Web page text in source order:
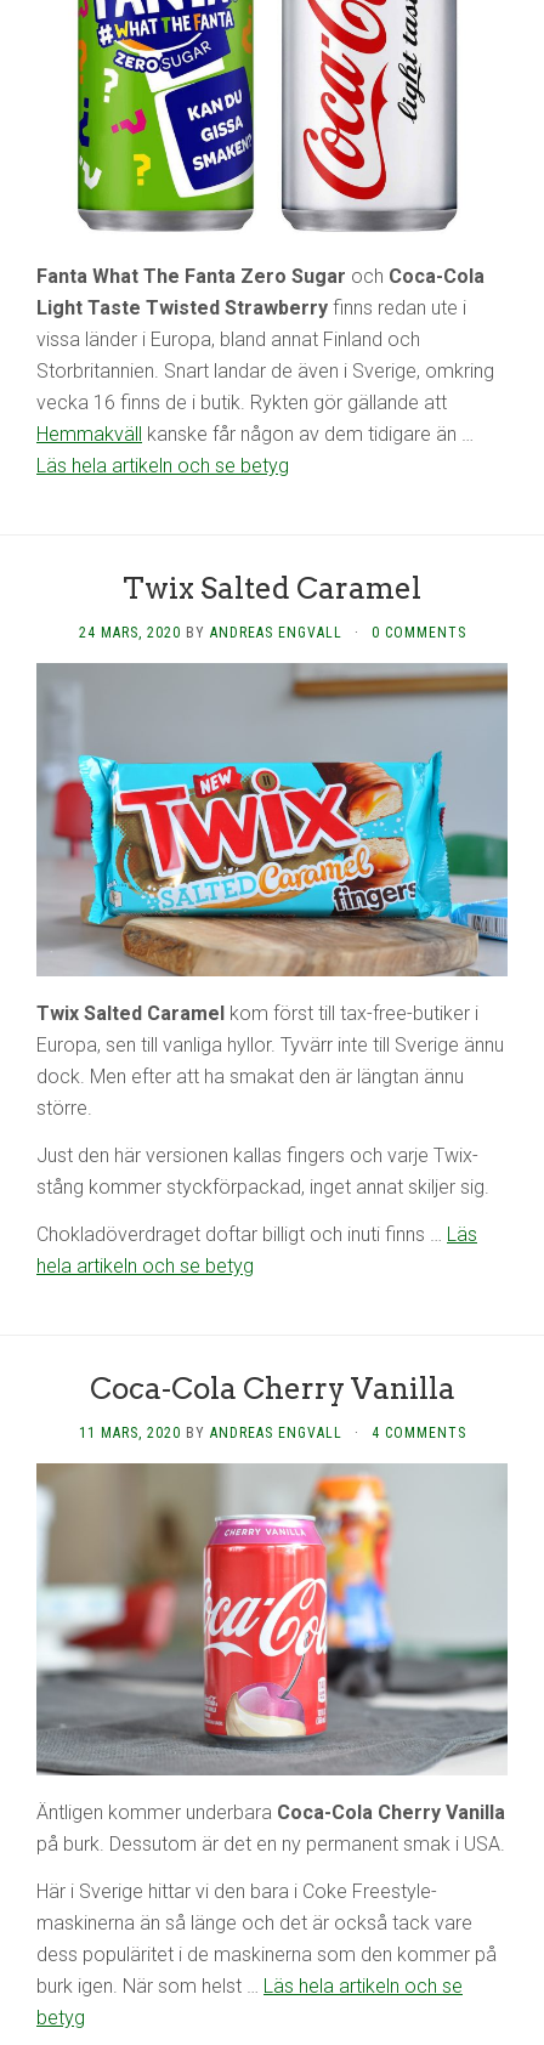
Fanta What The Fanta Zero Sugar och Coca-Cola
Light Taste Twisted Strawberry finns redan ute i
vissa länder i Europa, bland annat Finland och
Storbritannien. Snart landar de även i Sverige, omkring
vecka 16 finns de i butik. Rykten gör gällande att
Hemmakväll kanske får någon av dem tidigare än …
Läs hela artikeln och se betyg
Twix Salted Caramel
24 MARS, 2020 BY ANDREAS ENGVALL · 0 COMMENTS
Twix Salted Caramel kom först till tax-free-butiker i
Europa, sen till vanliga hyllor. Tyvärr inte till Sverige ännu
dock. Men efter att ha smakat den är längtan ännu
större.
Just den här versionen kallas fingers och varje Twix-
stång kommer styckförpackad, inget annat skiljer sig.
Chokladöverdraget doftar billigt och inuti finns … Läs
hela artikeln och se betyg
Coca-Cola Cherry Vanilla
11 MARS, 2020 BY ANDREAS ENGVALL · 4 COMMENTS
Äntligen kommer underbara Coca-Cola Cherry Vanilla
på burk. Dessutom är det en ny permanent smak i USA.
Här i Sverige hittar vi den bara i Coke Freestyle-
maskinerna än så länge och det är också tack vare
dess populäritet i de maskinerna som den kommer på
burk igen. När som helst … Läs hela artikeln och se
betyg